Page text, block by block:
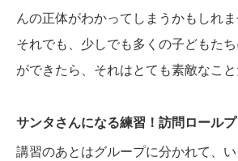
んの正体がわかってしまうかもしれま
それでも、少しでも多くの子どもた
ができたら、それはとても素敵なこと
サンタさんになる練習！訪問ロール
講習のあとはグループに分かれて、